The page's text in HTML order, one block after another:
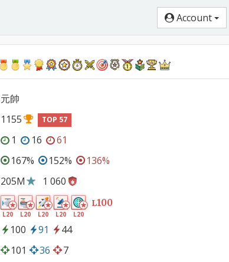
Account
元帥
1155 TOP 57
1 16
61
167% 152%
136%
205M
1 060
L20 L20 L20 L20 L20
L100
100 91
44
101 36
7